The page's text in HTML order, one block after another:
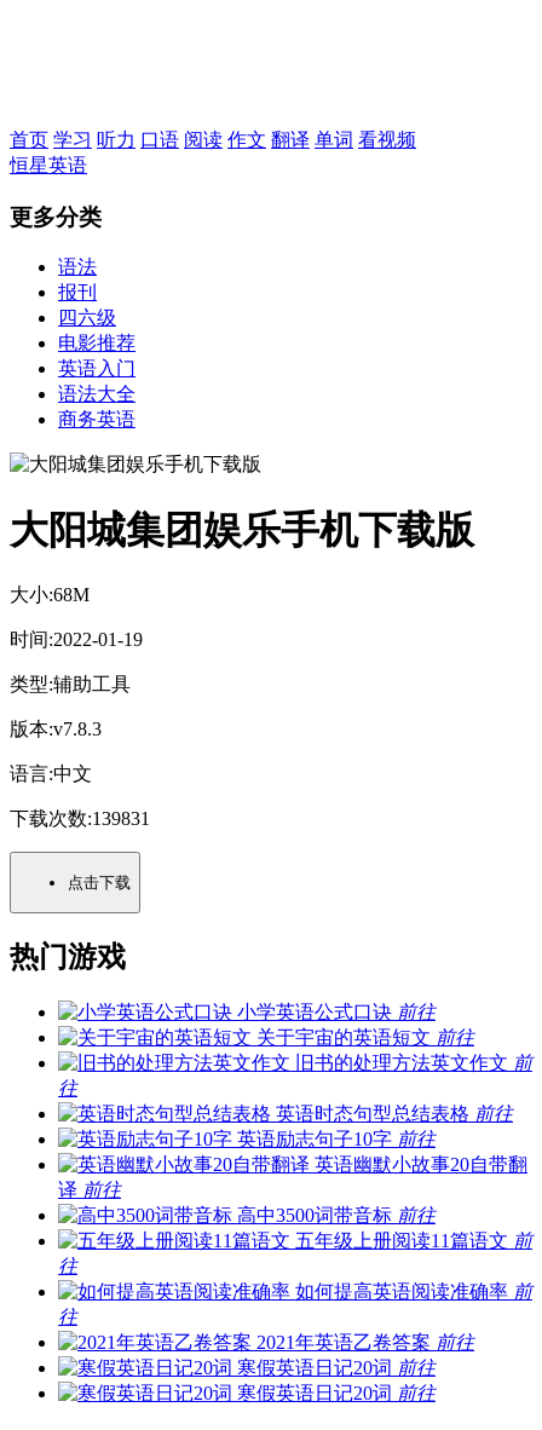
首页 学习 听力 口语 阅读 作文 翻译 单词 看视频
恒星英语
更多分类
语法
报刊
四六级
电影推荐
英语入门
语法大全
商务英语
大阳城集团娱乐手机下载版
大小:68M
时间:2022-01-19
类型:辅助工具
版本:v7.8.3
语言:中文
下载次数:139831
点击下载
热门游戏
小学英语公式口诀 前往
关于宇宙的英语短文 前往
旧书的处理方法英文作文 前
往
英语时态句型总结表格 前往
英语励志句子10字 前往
英语幽默小故事20自带翻
译 前往
高中3500词带音标 前往
五年级上册阅读11篇语文 前
往
如何提高英语阅读准确率 前
往
2021年英语乙卷答案 前往
寒假英语日记20词 前往
寒假英语日记20词 前往